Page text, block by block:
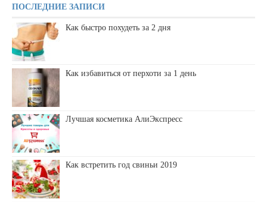
ПОСЛЕДНИЕ ЗАПИСИ
Как быстро похудеть за 2 дня
Как избавиться от перхоти за 1 день
Лучшая косметика АлиЭкспресс
Как встретить год свиньи 2019